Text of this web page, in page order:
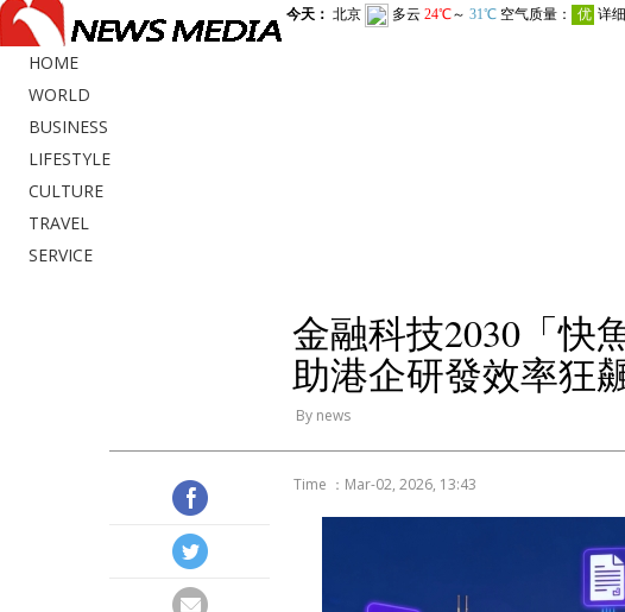
HOME
WORLD
BUSINESS
LIFESTYLE
CULTURE
TRAVEL
SERVICE
金融科技2030「快
助港企研發效率狂
By news
Time ：Mar-02, 2026, 13:43